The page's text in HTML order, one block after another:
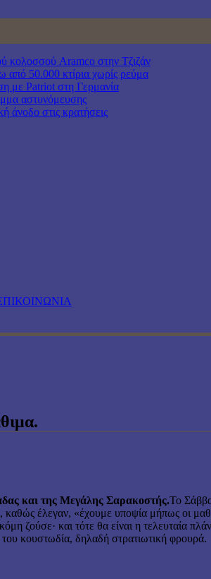
κολοσσού Aramco στην Τζιζάν
50.000 κτίρια χωρίς ρεύμα
με Patriot στη Γερμανία
αστυνόμευσης
άνοδο στις κρατήσεις
και της Μεγάλης Σαρακοστής.Το
καθώς έλεγαν, «έχουμε υποψία μήπως οι
ζούσε· και τότε θα είναι η τελευταία
κουστωδία, δηλαδή στρατιωτική φρουρά.